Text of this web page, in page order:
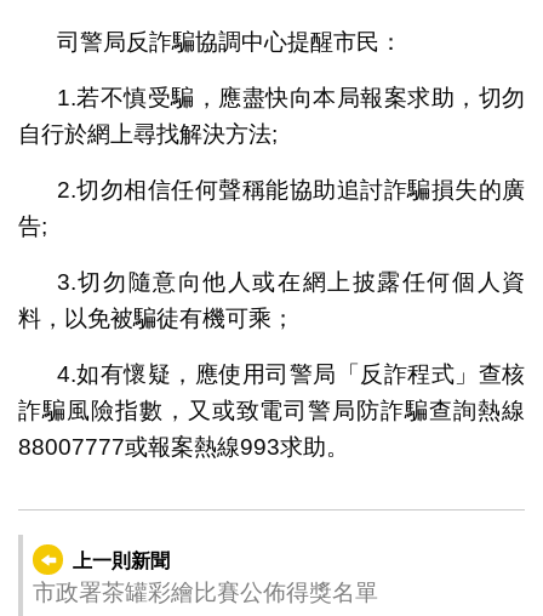
司警局反詐騙協調中心提醒市民：
1.若不慎受騙，應盡快向本局報案求助，切勿
自行於網上尋找解決方法;
2.切勿相信任何聲稱能協助追討詐騙損失的廣
告;
3.切勿隨意向他人或在網上披露任何個人資
料，以免被騙徒有機可乘；
4.如有懷疑，應使用司警局「反詐程式」查核
詐騙風險指數，又或致電司警局防詐騙查詢熱線
88007777或報案熱線993求助。
上一則新聞
市政署茶罐彩繪比賽公佈得獎名單